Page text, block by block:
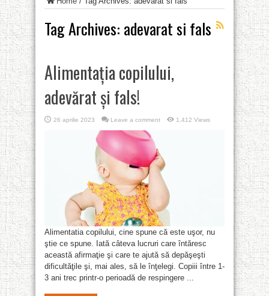
Tag Archives: adevarat si fals
Alimentația copilului,
adevărat și fals!
26 aprilie 2023 Leave a comment 1,412 Views
Alimentatia copilului, cine spune că este uşor, nu
ştie ce spune. Iată câteva lucruri care întăresc
această afirmaţie şi care te ajută să depăşeşti
dificultăţile şi, mai ales, să le înţelegi. Copiii între 1-
3 ani trec printr-o perioadă de respingere ...